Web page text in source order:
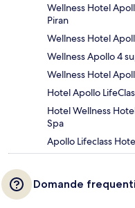
Wellness Hotel
Piran
Wellness Hotel
Wellness Apollo 4
Wellness Hotel
Hotel Apollo
Hotel Wellness
Spa
Apollo Lifeclass
Domande frequenti